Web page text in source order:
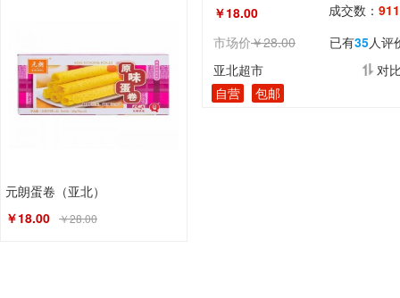
元朗蛋卷（亚北）
￥18.00 ￥28.00
￥18.00 成交数： 911
市场价￥28.00 已有35人评
亚北超市
对
自营
包邮